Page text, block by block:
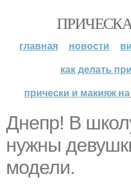
главная новости
как делать
прически и макияж
Днепр! В
нужны
модели.